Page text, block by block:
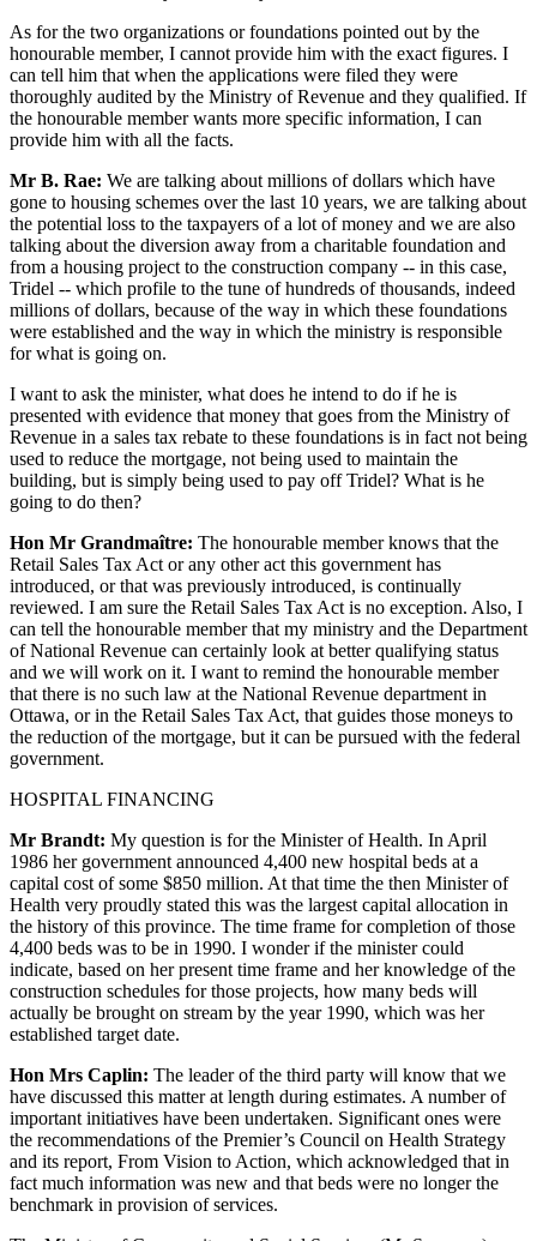
As for the two organizations or foundations pointed out by the
honourable member, I cannot provide him with the exact figures. I
can tell him that when the applications were filed they were
thoroughly audited by the Ministry of Revenue and they qualified. If
the honourable member wants more specific information, I can
provide him with all the facts.
Mr B. Rae: We are talking about millions of dollars which have
gone to housing schemes over the last 10 years, we are talking about
the potential loss to the taxpayers of a lot of money and we are also
talking about the diversion away from a charitable foundation and
from a housing project to the construction company -- in this case,
Tridel -- which profile to the tune of hundreds of thousands, indeed
millions of dollars, because of the way in which these foundations
were established and the way in which the ministry is responsible
for what is going on.
I want to ask the minister, what does he intend to do if he is
presented with evidence that money that goes from the Ministry of
Revenue in a sales tax rebate to these foundations is in fact not being
used to reduce the mortgage, not being used to maintain the
building, but is simply being used to pay off Tridel? What is he
going to do then?
Hon Mr Grandmaître: The honourable member knows that the
Retail Sales Tax Act or any other act this government has
introduced, or that was previously introduced, is continually
reviewed. I am sure the Retail Sales Tax Act is no exception. Also, I
can tell the honourable member that my ministry and the Department
of National Revenue can certainly look at better qualifying status
and we will work on it. I want to remind the honourable member
that there is no such law at the National Revenue department in
Ottawa, or in the Retail Sales Tax Act, that guides those moneys to
the reduction of the mortgage, but it can be pursued with the federal
government.
HOSPITAL FINANCING
Mr Brandt: My question is for the Minister of Health. In April
1986 her government announced 4,400 new hospital beds at a
capital cost of some $850 million. At that time the then Minister of
Health very proudly stated this was the largest capital allocation in
the history of this province. The time frame for completion of those
4,400 beds was to be in 1990. I wonder if the minister could
indicate, based on her present time frame and her knowledge of the
construction schedules for those projects, how many beds will
actually be brought on stream by the year 1990, which was her
established target date.
Hon Mrs Caplin: The leader of the third party will know that we
have discussed this matter at length during estimates. A number of
important initiatives have been undertaken. Significant ones were
the recommendations of the Premier’s Council on Health Strategy
and its report, From Vision to Action, which acknowledged that in
fact much information was new and that beds were no longer the
benchmark in provision of services.